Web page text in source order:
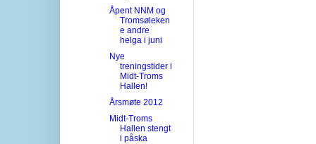
Åpent NNM og
Tromsøleken
e andre
helga i juni
Nye
treningstider i
Midt-Troms
Hallen!
Årsmøte 2012
Midt-Troms
Hallen stengt
i påska